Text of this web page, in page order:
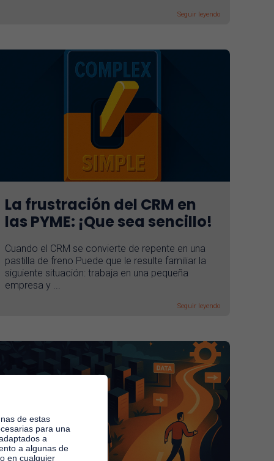
Seguir leyendo
La frustración del CRM en
las PYME: ¡Que sea sencillo!
Cuando el CRM se convierte de repente en una
pastilla de freno Puede que le resulte familiar la
siguiente situación: trabaja en una pequeña
empresa y ...
Seguir leyendo
de estas
para una
a
a algunas de
en cualquier